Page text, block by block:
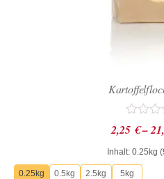
Bewertet
mit
0
von
5
2,25 €–
Inhalt: 0.25kg (
0.25kg 0.5kg 2.5kg 5kg